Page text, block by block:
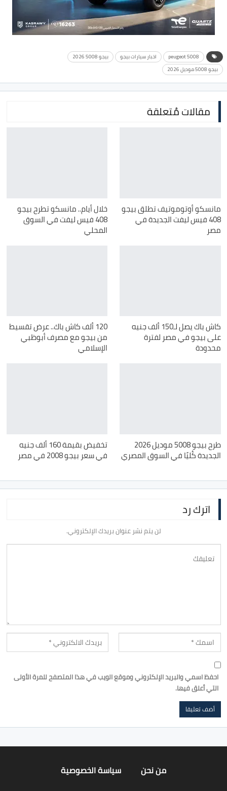
peugeot 5008 اخبار سيارات بيجو
بيجو 5008 2026
بيجو 5008 موديل 2026
مقالات مُتعلقة
مانسكو أوتوموتيف تطلق بيجو
408 فيس ليفت الجديدة في
مصر
خلال أيام.. مانسكو تطرح بيجو
408 فيس ليفت في السوق
المحلي
كاش باك يصل لـ150 ألف جنيه
على بيجو في مصر لفترة
محدودة
120 ألف كاش باك.. عرض تقسيط
من بيجو مع مصرف أبوظبي
الإسلامي
طرح بيجو 5008 موديل 2026
الجديدة كُليًا في السوق المصري
تخفيض بقيمة 160 ألف جنيه
في سعر بيجو 2008 في مصر
اترك رد
لن يتم نشر عنوان بريدك الإلكتروني.
احفظ اسمي والبريد الإلكتروني وموقع الويب في هذا المتصفح للمرة الأولى
التي أعلق فيها.
من نحن سياسة الخصوصية